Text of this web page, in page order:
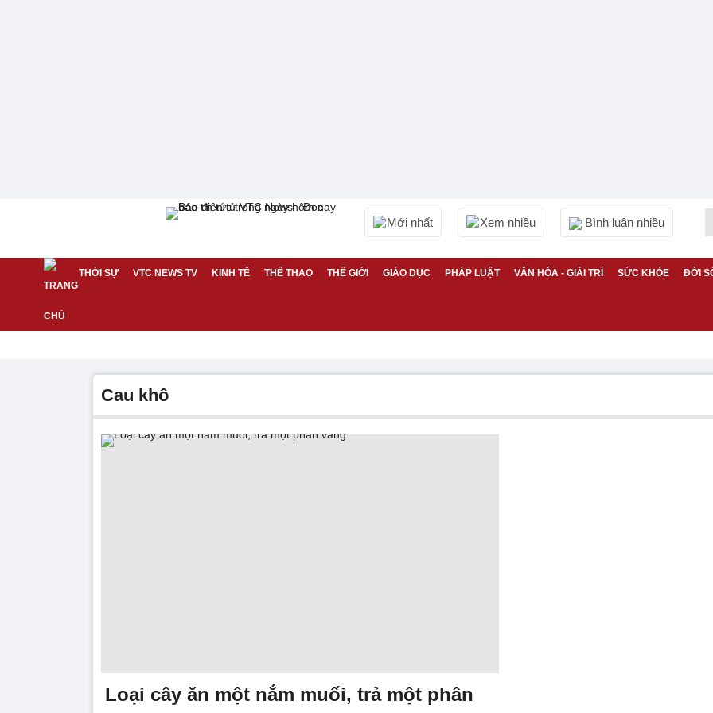
Mới nhất Xem nhiều Bình luận nhiều
THỜI SỰ VTC NEWS TV KINH TẾ THỂ THAO THẾ GIỚI GIÁO DỤC PHÁP LUẬT VĂN HÓA - GIẢI TRÍ SỨC KHỎE ĐỜI
cau khô
Loại cây ăn một nắm muối, trả một phân